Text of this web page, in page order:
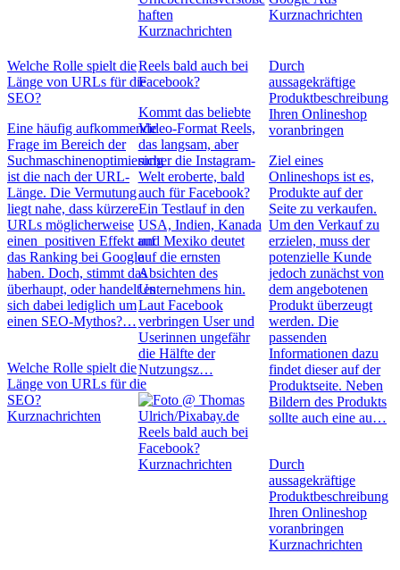
haften
Kurznachrichten
Kurznachrichten
Welche Rolle spielt die
Länge von URLs für die
SEO?
Eine häufig aufkommende
Frage im Bereich der
Suchmaschinenoptimierung
ist die nach der URL-
Länge. Die Vermutung
liegt nahe, dass kürzere
URLs möglicherweise
einen positiven Effekt auf
das Ranking bei Google
haben. Doch, stimmt das
überhaupt, oder handelt es
sich dabei lediglich um
einen SEO-Mythos?…
Welche Rolle spielt die
Länge von URLs für die
SEO?
Kurznachrichten
Reels bald auch bei
Facebook?
Kommt das beliebte
Video-Format Reels,
das langsam, aber
sicher die Instagram-
Welt eroberte, bald
auch für Facebook?
Ein Testlauf in den
USA, Indien, Kanada
und Mexiko deutet
auf die ernsten
Absichten des
Unternehmens hin.
Laut Facebook
verbringen User und
Userinnen ungefähr
die Hälfte der
Nutzungsz…
Reels bald auch bei
Facebook?
Kurznachrichten
Durch
aussagekräftige
Produktbeschreibung
Ihren Onlineshop
voranbringen
Ziel eines
Onlineshops ist es,
Produkte auf der
Seite zu verkaufen.
Um den Verkauf zu
erzielen, muss der
potenzielle Kunde
jedoch zunächst von
dem angebotenen
Produkt überzeugt
werden. Die
passenden
Informationen dazu
findet dieser auf der
Produktseite. Neben
Bildern des Produkts
sollte auch eine au…
Durch
aussagekräftige
Produktbeschreibung
Ihren Onlineshop
voranbringen
Kurznachrichten